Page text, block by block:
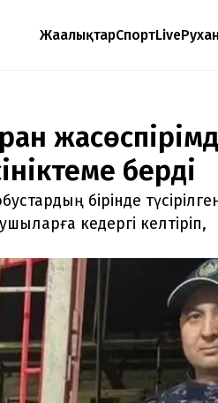
ЖаңалықтарСпортLive
берді
бірінде
кедергі келтіріп,